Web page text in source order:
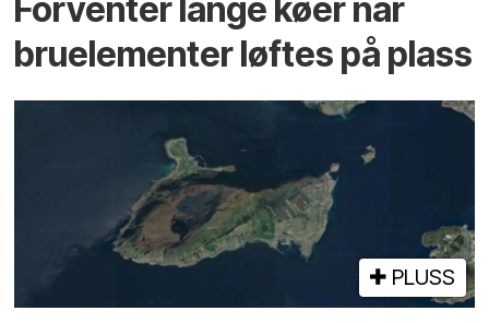
Forventer lange køer når
bru­elementer løftes på plass
PLUSS